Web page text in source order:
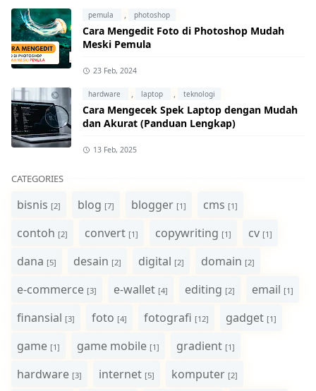
pemula , photoshop
Cara Mengedit Foto di Photoshop Mudah
Meski Pemula
23 Feb, 2024
hardware , laptop , teknologi
Cara Mengecek Spek Laptop dengan Mudah
dan Akurat (Panduan Lengkap)
13 Feb, 2025
CATEGORIES
bisnis [2] blog [7] blogger [1] cms [1]
contoh [2] convert [1] copywriting [1] cv [1]
dana [5] desain [2] digital [2] domain [2]
e-commerce [3] e-wallet [4] editing [2] email [1]
finansial [3] foto [4] fotografi [12] gadget [1]
game [1] game mobile [1] gradient [1]
hardware [3] internet [5] komputer [2]